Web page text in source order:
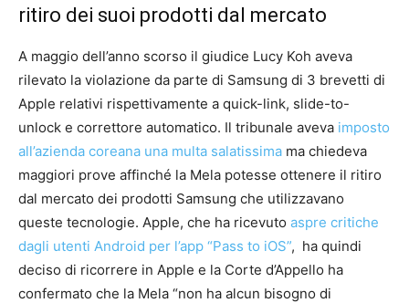
ritiro dei suoi prodotti dal mercato
A maggio dell’anno scorso il giudice Lucy Koh aveva
rilevato la violazione da parte di Samsung di 3 brevetti di
Apple relativi rispettivamente a quick-link, slide-to-
unlock e correttore automatico. Il tribunale aveva imposto
all’azienda coreana una multa salatissima ma chiedeva
maggiori prove affinché la Mela potesse ottenere il ritiro
dal mercato dei prodotti Samsung che utilizzavano
queste tecnologie. Apple, che ha ricevuto aspre critiche
dagli utenti Android per l’app “Pass to iOS”, ha quindi
deciso di ricorrere in Apple e la Corte d’Appello ha
confermato che la Mela “non ha alcun bisogno di